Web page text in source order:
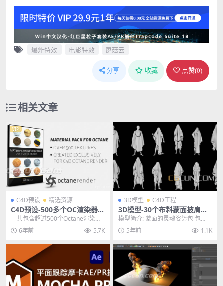
爆炸特效 电影特效 蘑菇云
分享 收藏 点赞(0)
相关文章
VIP
C4D预设 精选资源
C4D预设-500多个OC渲染器纹
理贴图材质预设包
一共包含超过500个Octane渲染器
用的C4D材质预设，有木材、石
头、塑料、橡...
6年前 5.7K
3D模型 C4D工程
3D模型-30个布料蒙面披肩不
同姿势僧人艺术创意C4D工程
模型包
模型简介: 蒙面的灵魂姿势包 包
含：30 种不同的悬垂姿势。 30 个
带有布料和...
5年前 1.1K